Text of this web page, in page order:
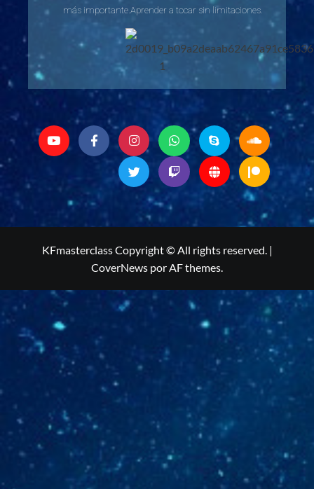
más importante.Aprender a tocar sin limitaciones.
KFmasterclass Copyright © All rights reserved. |
CoverNews por AF themes.